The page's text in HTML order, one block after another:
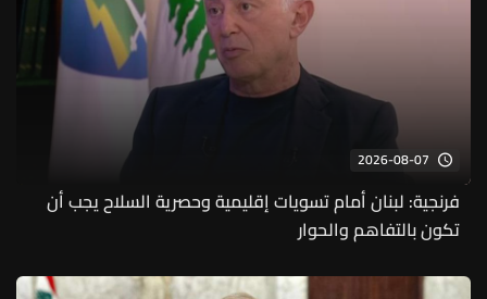
2026-08-07
فرنجية: لبنان أمام تسويات إقليمية وحصرية السلاح يجب أن
تكون بالتفاهم والحوار